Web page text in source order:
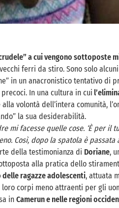
a cui vengono sottoposte
ferri da stiro. Sono solo
in un anacronistico tentativo di
In una cultura in cui
volontà dell’intera comunità,
la sua desiderabilità.
mi facesse quelle cose. ‘È per il
Così, dopo la spatola è
della testimonianza di Doriane,
alla pratica dello
ragazze adolescenti, attuata
corpi meno attraenti per gli
in Camerun e nelle regioni